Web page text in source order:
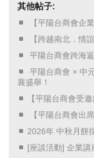
其他帖子:
【平陽台商會企
【跨越南北．情
平陽台商會跨海
平陽台商會 × 中
襄盛舉！ ​
【平陽台商會受
【平陽台商會出
2026年 中秋月餅
[座談活動] 企業講